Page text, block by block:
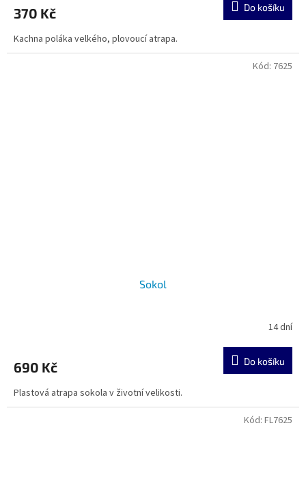
370 Kč Do košíku
Kachna poláka velkého, plovoucí atrapa.
Sokol
14 dní
690 Kč Do košíku
Plastová atrapa sokola v životní velikosti.
Kód: 7625
Kód: FL7625